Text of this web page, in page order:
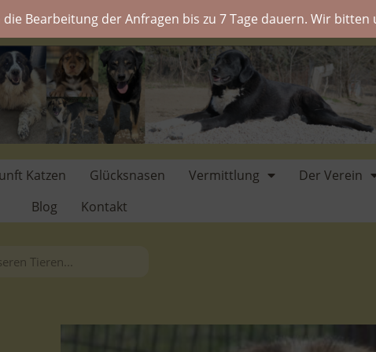
Bearbeitung der Anfragen bis zu 7 Tage dauern. Wir bitten
Katzen Glücksnasen Vermittlung Der Verein
Blog
Kontakt